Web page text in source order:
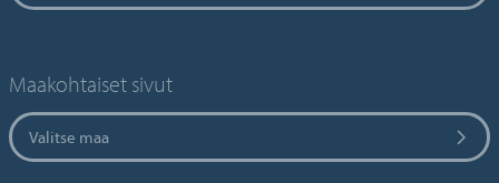
Maakohtaiset sivut
Valitse maa